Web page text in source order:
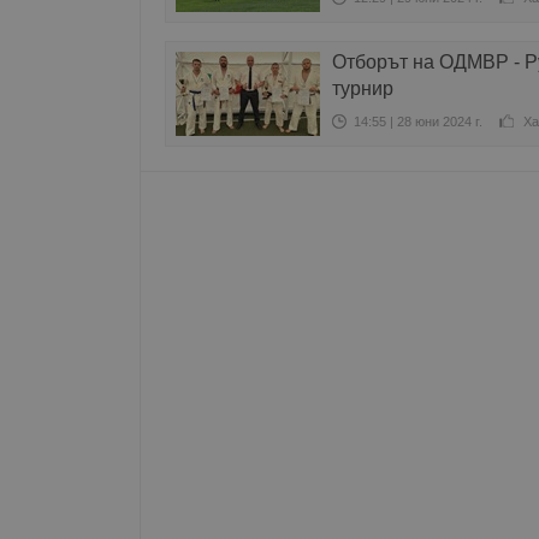
Отборът на ОДМВР -
турнир
14:55 | 28 юни 2024 г.